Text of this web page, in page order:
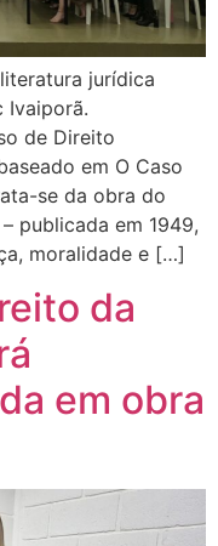
jurídica
Ivaiporã.
de Direito
em O Caso
se da obra do
publicada em 1949,
moralidade e […]
da
em obra